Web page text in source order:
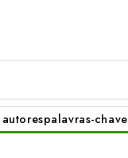
autorespalavras-chave